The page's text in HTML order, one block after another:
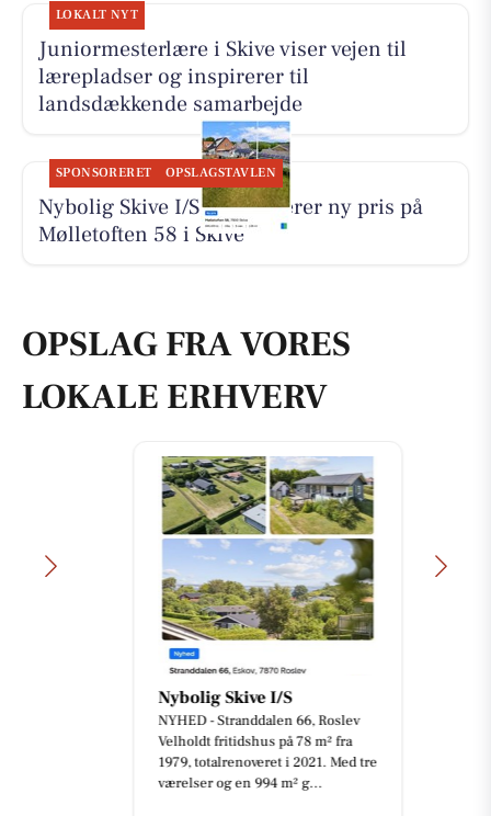
LOKALT NYT
Juniormesterlære i Skive viser vejen til
lærepladser og inspirerer til
landsdækkende samarbejde
SPONSORERET OPSLAGSTAVLEN
Nybolig Skive I/S præsenterer ny pris på
Mølletoften 58 i Skive
OPSLAG FRA VORES
LOKALE ERHVERV
Nybolig Skive I/S
NYHED - Stranddalen 66, Roslev
Velholdt fritidshus på 78 m² fra
1979, totalrenoveret i 2021. Med tre
værelser og en 994 m² g...